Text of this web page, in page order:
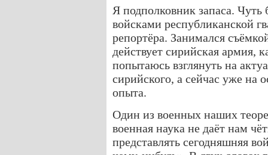
Я подполковник запаса.
войсками республиканской
репортёра. Занимался
действует сирийская армия,
попытаюсь взглянуть на
сирийского, а сейчас уже на
опыта.
Один из военных наших
военная наука не даёт нам
представлять сегодняшняя